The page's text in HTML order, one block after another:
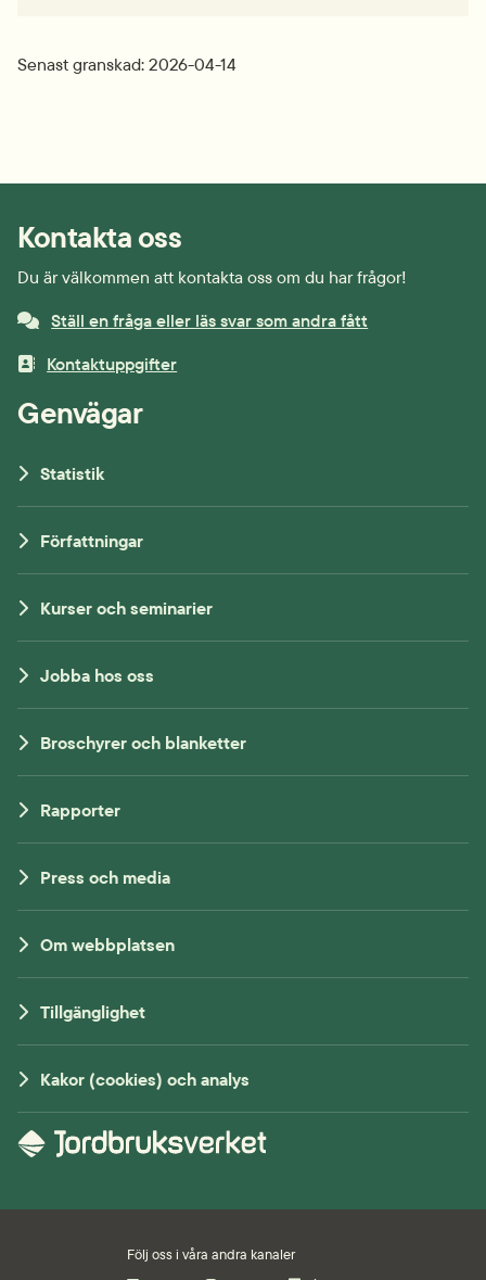
Senast granskad: 2026-04-14
Kontakta oss
Du är välkommen att kontakta oss om du har frågor!
Ställ en fråga eller läs svar som andra fått
Kontaktuppgifter
Genvägar
Statistik
Författningar
Kurser och seminarier
Jobba hos oss
Broschyrer och blanketter
Rapporter
Press och media
Om webbplatsen
Tillgänglighet
Kakor (cookies) och analys
Följ oss i våra andra kanaler